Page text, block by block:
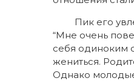
Пик его
“Мне очень
себя одиноким
жениться.
Однако молодые